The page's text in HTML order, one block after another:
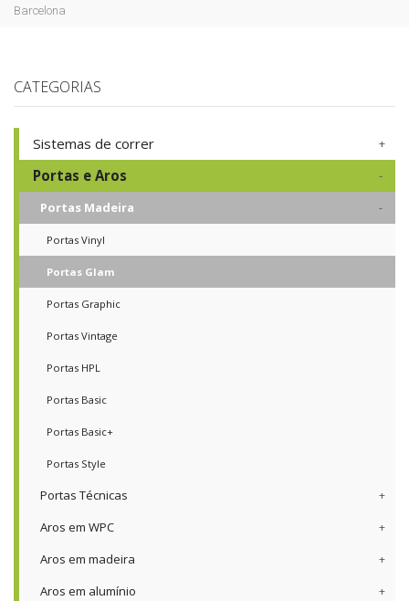
Barcelona
CATEGORIAS
Sistemas de correr
Portas e Aros
Portas Madeira
Portas Vinyl
Portas Glam
Portas Graphic
Portas Vintage
Portas HPL
Portas Basic
Portas Basic+
Portas Style
Portas Técnicas
Aros em WPC
Aros em madeira
Aros em alumínio